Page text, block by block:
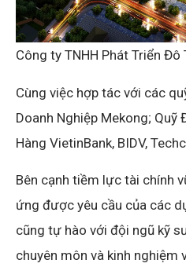
Công ty TNHH Phát Triển
Cùng việc hợp tác với các
Doanh Nghiệp Mekong; Quỹ
Hàng VietinBank, BIDV,
Bên cạnh tiềm lực tài chính
ứng được yêu cầu của các
cũng tự hào với đội ngũ kỹ
chuyên môn và kinh nghiệm